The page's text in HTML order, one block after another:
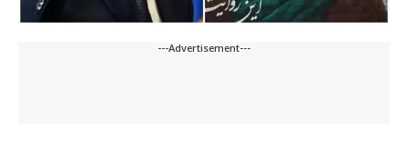
---Advertisement---